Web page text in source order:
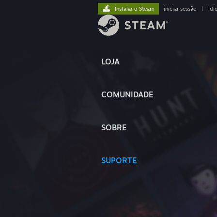
LOJA
COMUNIDADE
SOBRE
SUPORTE
Instalar o Steam iniciar sessão